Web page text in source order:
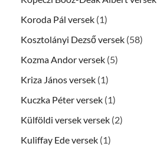
Koroda Pál versek (1)
Kosztolányi Dezső versek (58)
Kozma Andor versek (5)
Kriza János versek (1)
Kuczka Péter versek (1)
Külföldi versek versek (2)
Kuliffay Ede versek (1)